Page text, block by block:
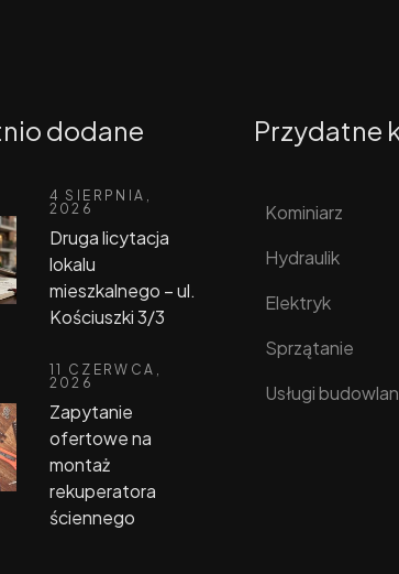
dodane
4 SIERPNIA,
2026
Druga licytacja
lokalu
mieszkalnego – ul.
Kościuszki 3/3
11 CZERWCA,
2026
Zapytanie
ofertowe na
montaż
rekuperatora
ściennego
Przydatne
Kominiarz
Hydraulik
Elektryk
Sprzątanie
Usługi